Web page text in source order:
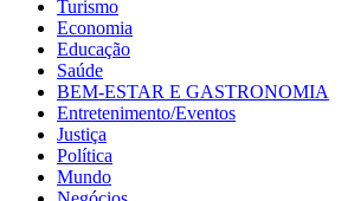
Turismo
Economia
Educação
Saúde
BEM-ESTAR E GASTRONOMIA
Entretenimento/Eventos
Justiça
Política
Mundo